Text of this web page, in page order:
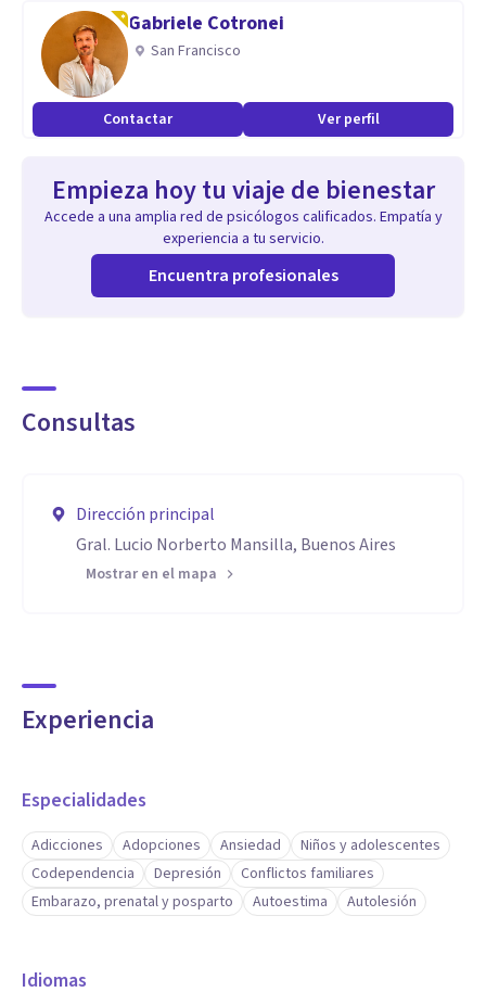
Gabriele Cotronei
San Francisco
Contactar Ver perfil
Empieza hoy tu viaje de bienestar
Accede a una amplia red de psicólogos calificados. Empatía y
experiencia a tu servicio.
Encuentra profesionales
Consultas
Dirección principal
Gral. Lucio Norberto Mansilla, Buenos Aires
Mostrar en el mapa
Experiencia
Especialidades
Adicciones Adopciones Ansiedad
Niños y adolescentes
Codependencia
Depresión
Conflictos familiares
Embarazo, prenatal y posparto
Autoestima Autolesión
Idiomas